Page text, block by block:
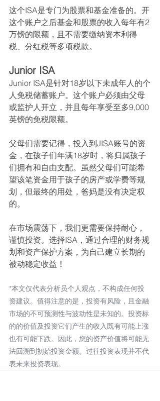
这个ISA是专门为股票和基金准备的。开
这个账户之后基金和股票的收入每年有2
万镑的限额，且不需要缴纳资本利得
税、分红税等多项税款。
Junior ISA
Junior ISA是针对18岁以下未成年人的个
人免税储蓄账户。这个账户必须由父母
或监护人开立，并且每年享受至多9,000
英镑的免税限额。
父母们需要记得，投入到JISA账号的资
金，在孩子们年满18岁时，将归属孩子
们拥有和自由支配。虽然父母们可能希
望该笔资金用于孩子的房产或学费等规
划，但最终的用处，爸妈是没有决定权
的。
在市场震荡下，我们更需要保持耐心，
谨慎投资。选择ISA，通过合理的财务规
划和资产保护方案，为自己建立长期的
被动稳定收益！
*本文仅代表分析员个人观点，不构成任何投
资建议。值得注意的是，投资有风险，且金融
市场的不可预测性与波动性是未知的。投资标
的的价值及投资它们产生的收入既有可能上涨
也有可能下跌。因此，您的资产价值将可能无
法回溯到初始投资金额。过往投资表现并不代
表未来投资表现。